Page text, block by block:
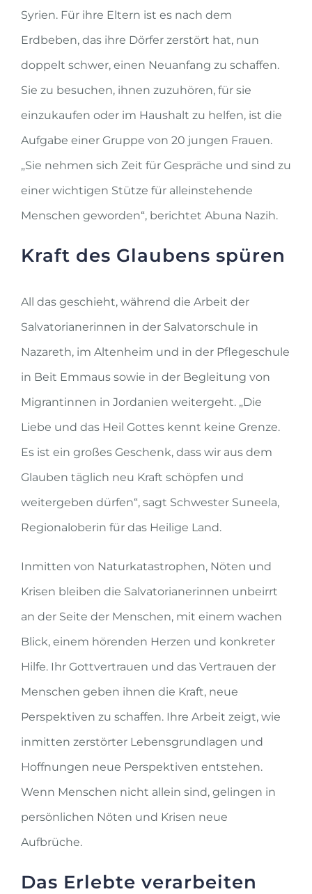
Syrien. Für ihre Eltern ist es nach dem
Erdbeben, das ihre Dörfer zerstört hat, nun
doppelt schwer, einen Neuanfang zu schaffen.
Sie zu besuchen, ihnen zuzuhören, für sie
einzukaufen oder im Haushalt zu helfen, ist die
Aufgabe einer Gruppe von 20 jungen Frauen.
„Sie nehmen sich Zeit für Gespräche und sind zu
einer wichtigen Stütze für alleinstehende
Menschen geworden“, berichtet Abuna Nazih.
Kraft des Glaubens spüren
All das geschieht, während die Arbeit der
Salvatorianerinnen in der Salvatorschule in
Nazareth, im Altenheim und in der Pflegeschule
in Beit Emmaus sowie in der Begleitung von
Migrantinnen in Jordanien weitergeht. „Die
Liebe und das Heil Gottes kennt keine Grenze.
Es ist ein großes Geschenk, dass wir aus dem
Glauben täglich neu Kraft schöpfen und
weitergeben dürfen“, sagt Schwester Suneela,
Regionaloberin für das Heilige Land.
Inmitten von Naturkatastrophen, Nöten und
Krisen bleiben die Salvatorianerinnen unbeirrt
an der Seite der Menschen, mit einem wachen
Blick, einem hörenden Herzen und konkreter
Hilfe. Ihr Gottvertrauen und das Vertrauen der
Menschen geben ihnen die Kraft, neue
Perspektiven zu schaffen. Ihre Arbeit zeigt, wie
inmitten zerstörter Lebensgrundlagen und
Hoffnungen neue Perspektiven entstehen.
Wenn Menschen nicht allein sind, gelingen in
persönlichen Nöten und Krisen neue
Aufbrüche.
Das Erlebte verarbeiten